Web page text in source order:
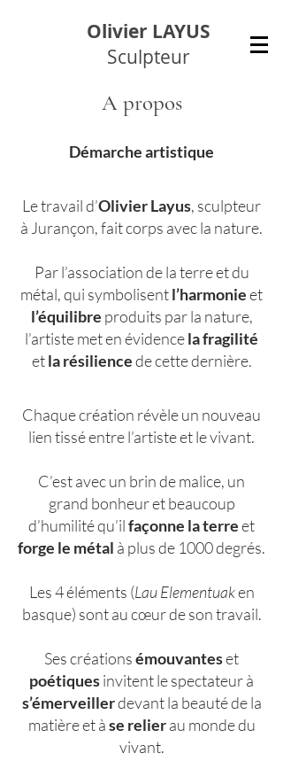
Olivier LAYUS
Sculpteur
A propos
Démarche artistique
Le travail d’Olivier Layus, sculpteur
à Jurançon, fait corps avec la nature.
Par l’association de la terre et du
métal, qui symbolisentl’harmonieet
l’équilibre produits par la nature,
l’artiste met en évidencela fragilité
etla résiliencede cette dernière.
Chaque création révèle un nouveau
lien tissé entre l’artiste et le vivant.
C’est avec un brin de malice, un
grand bonheur et beaucoup
d’humilité qu’ilfaçonne la terreet
forge le métal à plus de 1000 degrés.
Les 4 éléments (Lau Elementuaken
basque) sont au cœur de son travail.
Ses créationsémouvanteset
poétiquesinvitent le spectateur à
s’émerveillerdevant la beauté de la
matière et àse relierau monde du
vivant.